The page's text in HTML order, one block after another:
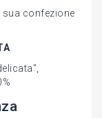
sua confezione